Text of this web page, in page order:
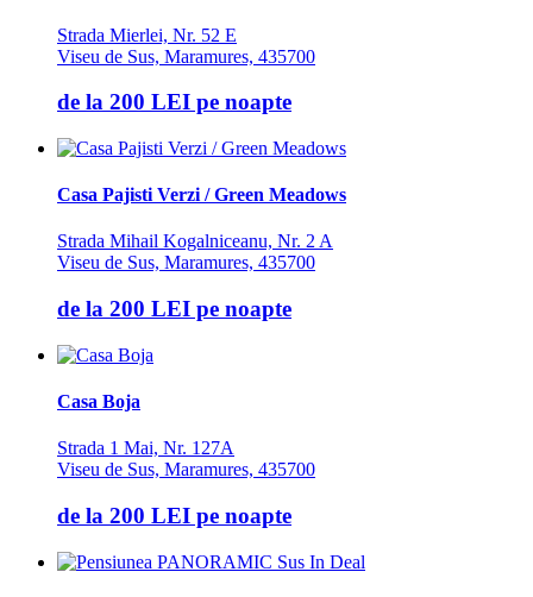
Strada Mierlei, Nr. 52 E
Viseu de Sus, Maramures, 435700
de la 200 LEI pe noapte
Casa Pajisti Verzi / Green Meadows
Strada Mihail Kogalniceanu, Nr. 2 A
Viseu de Sus, Maramures, 435700
de la 200 LEI pe noapte
Casa Boja
Strada 1 Mai, Nr. 127A
Viseu de Sus, Maramures, 435700
de la 200 LEI pe noapte